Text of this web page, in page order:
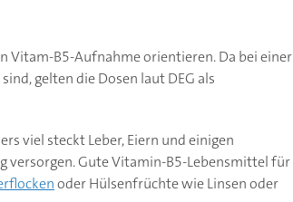
Vitam-B5-Aufnahme orientieren. Da bei einer
gelten die Dosen laut DEG als
viel steckt Leber, Eiern und einigen
versorgen. Gute Vitamin-B5-Lebensmittel für
oder Hülsenfrüchte wie Linsen oder